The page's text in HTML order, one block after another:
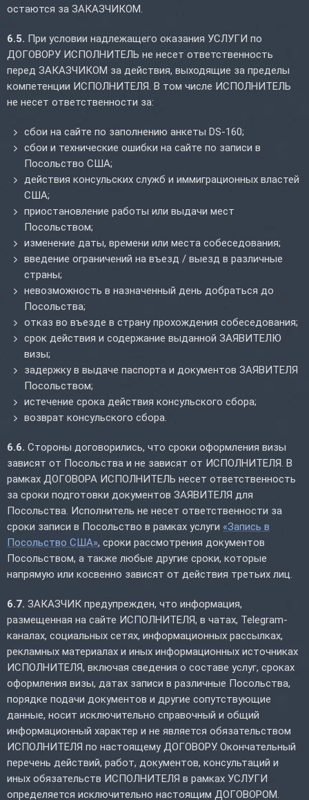
остаются за ЗАКАЗЧИКОМ.
6.5. При условии надлежащего оказания УСЛУГИ по
ДОГОВОРУ ИСПОЛНИТЕЛЬ не несет ответственность
перед ЗАКАЗЧИКОМ за действия, выходящие за пределы
компетенции ИСПОЛНИТЕЛЯ. В том числе ИСПОЛНИТЕЛЬ
не несет ответственности за:
сбои на сайте по заполнению анкеты DS-160;
сбои и технические ошибки на сайте по записи в
Посольство США;
действия консульских служб и иммиграционных властей
США;
приостановление работы или выдачи мест
Посольством;
изменение даты, времени или места собеседования;
введение ограничений на въезд / выезд в различные
страны;
невозможность в назначенный день добраться до
Посольства;
отказ во въезде в страну прохождения собеседования;
срок действия и содержание выданной ЗАЯВИТЕЛЮ
визы;
задержку в выдаче паспорта и документов ЗАЯВИТЕЛЯ
Посольством;
истечение срока действия консульского сбора;
возврат консульского сбора.
6.6. Стороны договорились, что сроки оформления визы
зависят от Посольства и не зависят от ИСПОЛНИТЕЛЯ. В
рамках ДОГОВОРА ИСПОЛНИТЕЛЬ несет ответственность
за сроки подготовки документов ЗАЯВИТЕЛЯ для
Посольства. Исполнитель не несет ответственности за
сроки записи в Посольство в рамках услуги «Запись в
Посольство США», сроки рассмотрения документов
Посольством, а также любые другие сроки, которые
напрямую или косвенно зависят от действия третьих лиц.
6.7. ЗАКАЗЧИК предупрежден, что информация,
размещенная на сайте ИСПОЛНИТЕЛЯ, в чатах, Telegram-
каналах, социальных сетях, информационных рассылках,
рекламных материалах и иных информационных источниках
ИСПОЛНИТЕЛЯ, включая сведения о составе услуг, сроках
оформления визы, датах записи в различные Посольства,
порядке подачи документов и другие сопутствующие
данные, носит исключительно справочный и общий
информационный характер и не является обязательством
ИСПОЛНИТЕЛЯ по настоящему ДОГОВОРУ. Окончательный
перечень действий, работ, документов, консультаций и
иных обязательств ИСПОЛНИТЕЛЯ в рамках УСЛУГИ
определяется исключительно настоящим ДОГОВОРОМ.